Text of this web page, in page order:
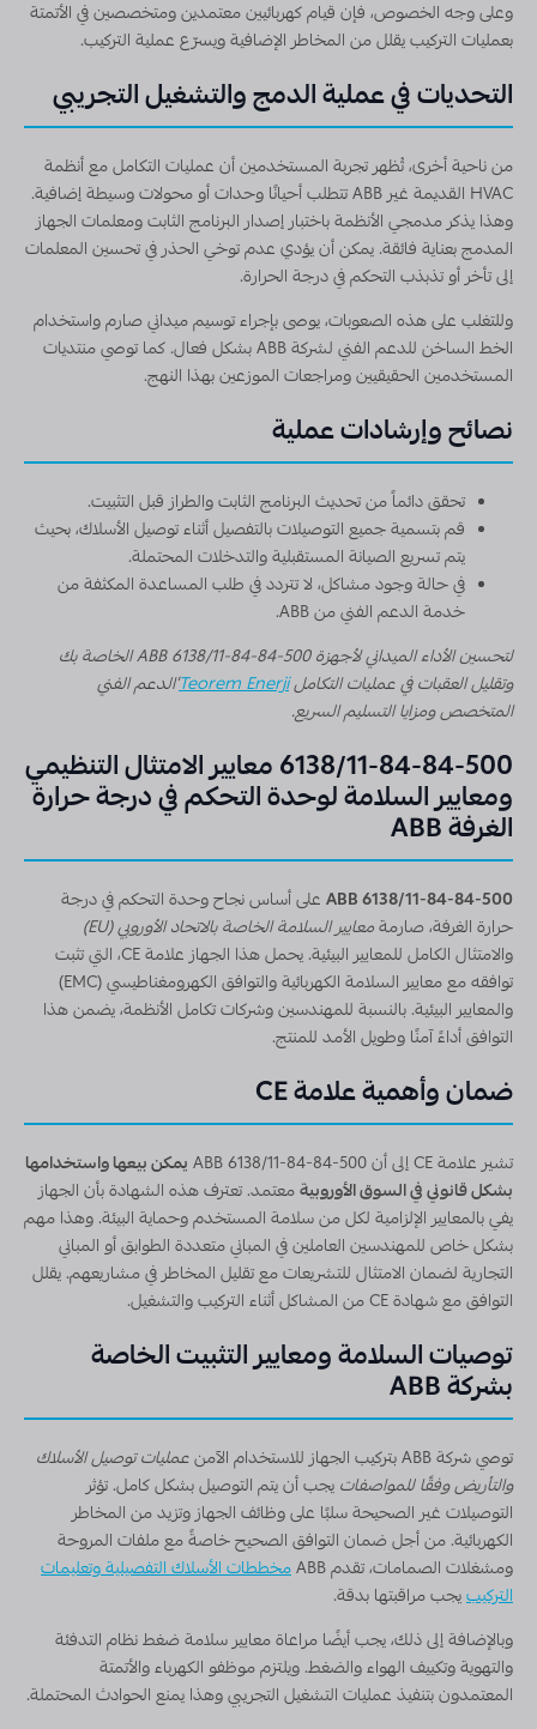
وعلى وجه الخصوص، فإن قيام كهربائيين معتمدين ومتخصصين في الأتمتة
بعمليات التركيب يقلل من المخاطر الإضافية ويسرّع عملية التركيب.
التحديات في عملية الدمج والتشغيل التجريبي
من ناحية أخرى، تُظهر تجربة المستخدمين أن عمليات التكامل مع أنظمة
HVAC القديمة غير ABB تتطلب أحيانًا وحدات أو محولات وسيطة إضافية.
وهذا يذكر مدمجي الأنظمة باختبار إصدار البرنامج الثابت ومعلمات الجهاز
المدمج بعناية فائقة. يمكن أن يؤدي عدم توخي الحذر في تحسين المعلمات
إلى تأخر أو تذبذب التحكم في درجة الحرارة.
وللتغلب على هذه الصعوبات، يوصى بإجراء توسيم ميداني صارم واستخدام
الخط الساخن للدعم الفني لشركة ABB بشكل فعال. كما توصي منتديات
المستخدمين الحقيقيين ومراجعات الموزعين بهذا النهج.
نصائح وإرشادات عملية
تحقق دائماً من تحديث البرنامج الثابت والطراز قبل التثبيت.
قم بتسمية جميع التوصيلات بالتفصيل أثناء توصيل الأسلاك، بحيث
يتم تسريع الصيانة المستقبلية والتدخلات المحتملة.
في حالة وجود مشاكل، لا تتردد في طلب المساعدة المكثفة من
خدمة الدعم الفني من ABB.
لتحسين الأداء الميداني لأجهزة ABB 6138/11-84-84-500 الخاصة بك
وتقليل العقبات في عمليات التكاملTeorem Enerji‘الدعم الفني
المتخصص ومزايا التسليم السريع.
6138/11-84-84-500 معايير الامتثال التنظيمي
ومعايير السلامة لوحدة التحكم في درجة حرارة
الغرفة ABB
ABB 6138/11-84-84-500 على أساس نجاح وحدة التحكم في درجة
حرارة الغرفة، صارمةمعايير السلامة الخاصة بالاتحاد الأوروبي (EU)
والامتثال الكامل للمعايير البيئية. يحمل هذا الجهاز علامة CE، التي تثبت
توافقه مع معايير السلامة الكهربائية والتوافق الكهرومغناطيسي (EMC)
والمعايير البيئية. بالنسبة للمهندسين وشركات تكامل الأنظمة، يضمن هذا
التوافق أداءً آمنًا وطويل الأمد للمنتج.
ضمان وأهمية علامة CE
تشير علامة CE إلى أن ABB 6138/11-84-84-500
يمكن بيعها واستخدامها
بشكل قانوني في السوق الأوروبيةمعتمد. تعترف هذه الشهادة بأن الجهاز
يفي بالمعايير الإلزامية لكل من سلامة المستخدم وحماية البيئة. وهذا مهم
بشكل خاص للمهندسين العاملين في المباني متعددة الطوابق أو المباني
التجارية لضمان الامتثال للتشريعات مع تقليل المخاطر في مشاريعهم. يقلل
التوافق مع شهادة CE من المشاكل أثناء التركيب والتشغيل.
توصيات السلامة ومعايير التثبيت الخاصة
بشركة ABB
توصي شركة ABB بتركيب الجهاز للاستخدام الآمن
عمليات توصيل الأسلاك
والتأريض وفقًا للمواصفات يجب أن يتم التوصيل بشكل كامل. تؤثر
التوصيلات غير الصحيحة سلبًا على وظائف الجهاز وتزيد من المخاطر
الكهربائية. من أجل ضمان التوافق الصحيح خاصةً مع ملفات المروحة
ومشغلات الصمامات، تقدم ABB
مخططات الأسلاك التفصيلية وتعليمات
التركيبيجب مراقبتها بدقة.
وبالإضافة إلى ذلك، يجب أيضًا مراعاة معايير سلامة ضغط نظام التدفئة
والتهوية وتكييف الهواء والضغط. ويلتزم موظفو الكهرباء والأتمتة
المعتمدون بتنفيذ عمليات التشغيل التجريبي وهذا يمنع الحوادث المحتملة.